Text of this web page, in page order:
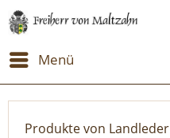
Menü
Produkte von Landleder